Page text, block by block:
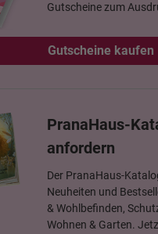
Gutscheine zum
Gutscheine kaufen
PranaHaus-
anfordern
Der PranaHaus-
Neuheiten und
& Wohlbefinden,
Wohnen & Garten.